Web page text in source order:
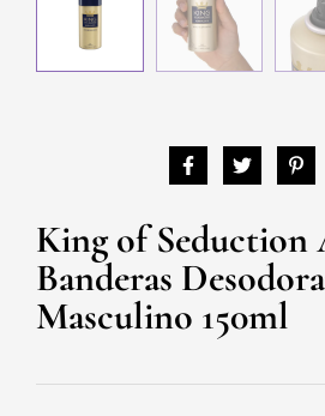
King of Seduction
Banderas
Masculino 150ml